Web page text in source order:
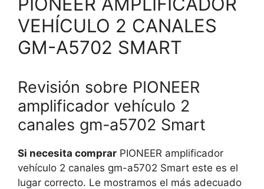
VEHÍCULO 2 CANALES
GM-A5702 SMART
Revisión sobre PIONEER
amplificador vehículo 2
canales gm-a5702 Smart
Si necesita comprar PIONEER amplificador
vehículo 2 canales gm-a5702 Smart este es el
lugar correcto. Le mostramos el más adecuado